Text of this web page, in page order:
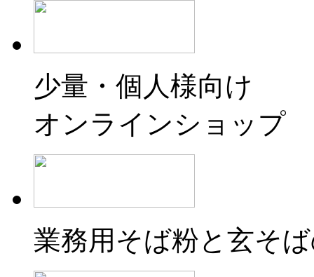
少量・個人様向け
オンラインショップ
業務用そば粉と玄そ